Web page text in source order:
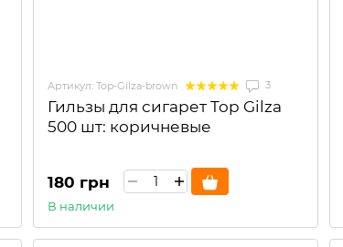
Артикул: Top-Gilza-brown 3
Гильзы для сигарет Top Gilza
500 шт: коричневые
180 грн
В наличии